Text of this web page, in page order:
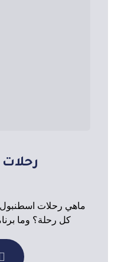
ماهي رحلات اسطنبول؟
كل رحلة؟ وما